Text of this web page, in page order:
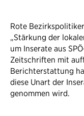
Rote
„Stärkung der
um Inserate aus
Zeitschriften mit
Berichterstattung
diese Unart der
genommen wird.